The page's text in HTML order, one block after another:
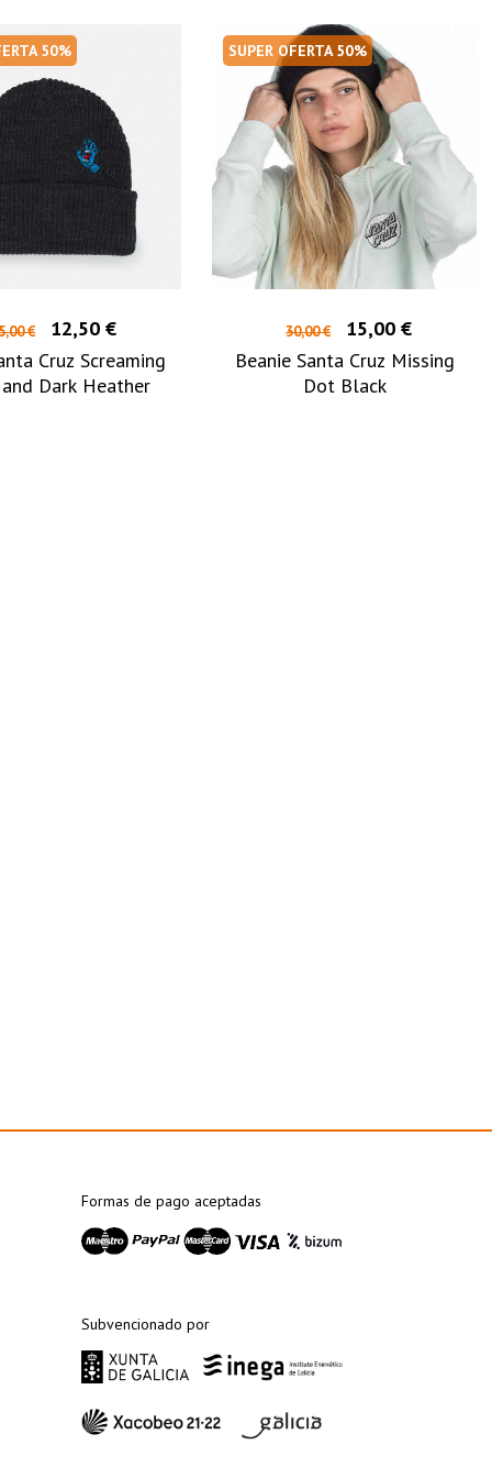
50%
€
12,50 €
Cruz Screaming
Dark Heather
SUPER OFERTA 50%
30,00 €
15,00 €
Beanie Santa Cruz Missing
Dot Black
Formas de pago aceptadas
Subvencionado por